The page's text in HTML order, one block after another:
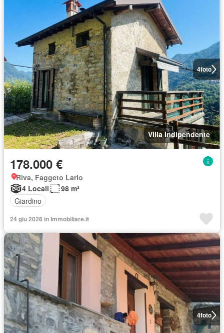
4foto
Villa Indipendente
178.000 €
Riva, Faggeto Lario
4 Locali
98 m²
Giardino
24 giu 2026 in Immobiliare.it
4foto